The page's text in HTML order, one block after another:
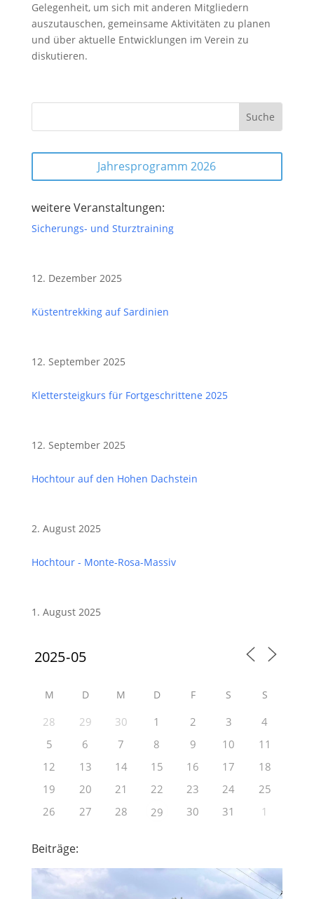
Gelegenheit, um sich mit anderen Mitgliedern
auszutauschen, gemeinsame Aktivitäten zu planen
und über aktuelle Entwicklungen im Verein zu
diskutieren.
Jahresprogramm 2026
weitere Veranstaltungen:
Sicherungs- und Sturztraining
12. Dezember 2025
Küstentrekking auf Sardinien
12. September 2025
Klettersteigkurs für Fortgeschrittene 2025
12. September 2025
Hochtour auf den Hohen Dachstein
2. August 2025
Hochtour - Monte-Rosa-Massiv
1. August 2025
M D M D F S S
28 29 30 1 2 3
4
5
6 7 8 9 10
11
12
13 14 15 16 17
18
19
20 21 22 23 24
25
26
27 28 29 30 31 1
Beiträge: